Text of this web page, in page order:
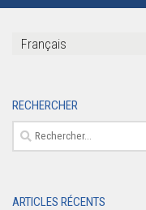
Français
RECHERCHER
Rechercher :
ARTICLES RÉCENTS